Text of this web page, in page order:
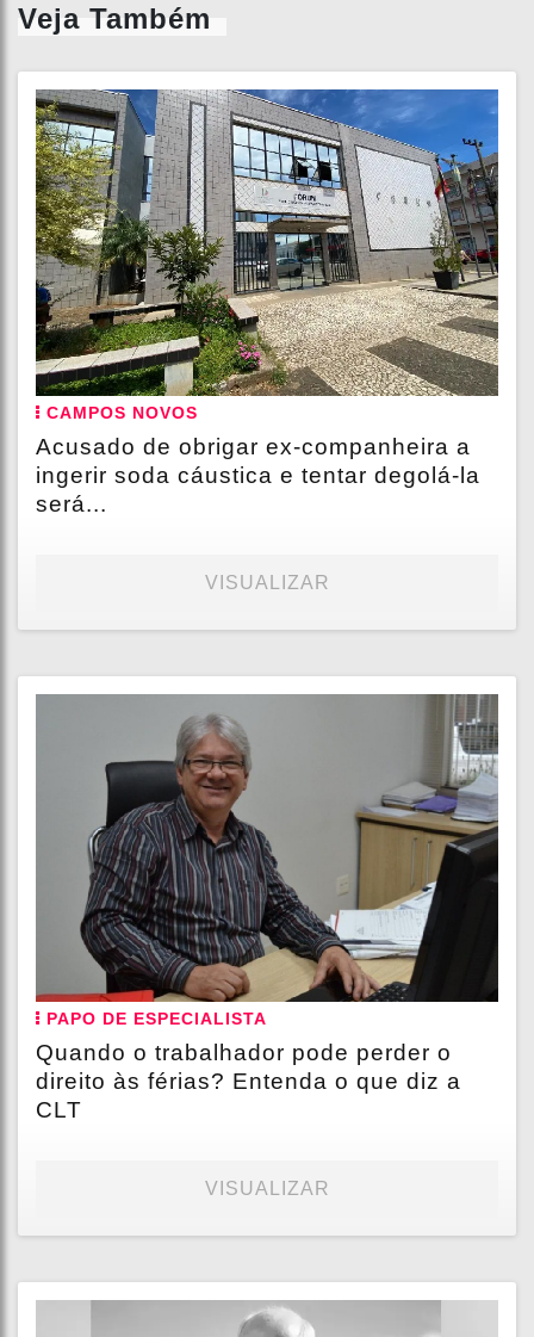
Veja Também
CAMPOS NOVOS
Acusado de obrigar ex-companheira a
ingerir soda cáustica e tentar degolá-la
será...
VISUALIZAR
PAPO DE ESPECIALISTA
Quando o trabalhador pode perder o
direito às férias? Entenda o que diz a
CLT
VISUALIZAR